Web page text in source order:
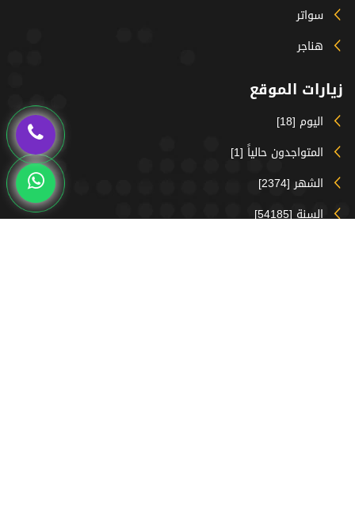
سواتر
هناجر
زيارات الموقع
اليوم [18]
المتواجدون حالياً [1]
الشهر [2374]
السنة [54185]